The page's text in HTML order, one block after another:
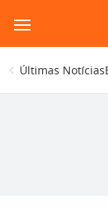
para
o
conteúdo
Últimas Notícias